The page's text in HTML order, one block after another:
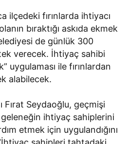
ilçedeki fırınlarda ihtiyacı
bıraktığı askıda ekmek
de günlük 300
verecek. İhtiyaç sahibi
uygulaması ile fırınlardan
alabilecek.
Fırat Seydaoğlu, geçmişi
geleneğin ihtiyaç sahiplerini
etmek için uygulandığını